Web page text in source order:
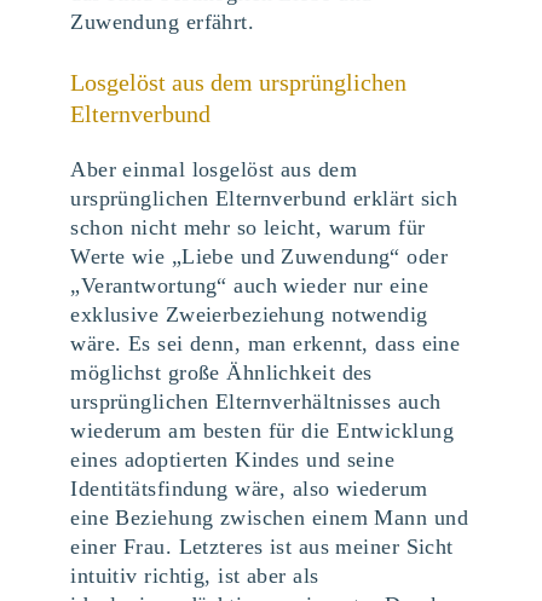
Zuwendung erfährt.
Losgelöst aus dem ursprünglichen
Elternverbund
Aber einmal losgelöst aus dem
ursprünglichen Elternverbund erklärt sich
schon nicht mehr so leicht, warum für
Werte wie „Liebe und Zuwendung“ oder
„Verantwortung“ auch wieder nur eine
exklusive Zweierbeziehung notwendig
wäre. Es sei denn, man erkennt, dass eine
möglichst große Ähnlichkeit des
ursprünglichen Elternverhältnisses auch
wiederum am besten für die Entwicklung
eines adoptierten Kindes und seine
Identitätsfindung wäre, also wiederum
eine Beziehung zwischen einem Mann und
einer Frau. Letzteres ist aus meiner Sicht
intuitiv richtig, ist aber als